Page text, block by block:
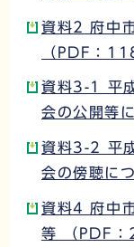
資料2 府中
（PDF：
資料3-1 平
会の公開等
資料3-2 平
会の傍聴に
資料4 府中
等 （PDF：